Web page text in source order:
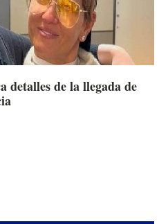
detalles de la llegada de